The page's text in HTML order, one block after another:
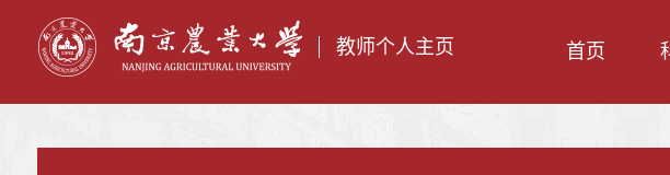
教师个人主页 首页